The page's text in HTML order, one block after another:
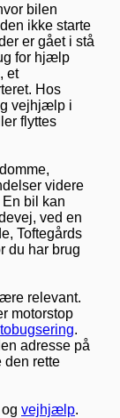
bilen
ikke starte
er gået i stå
for hjælp
et
Hos
vejhjælp i
flyttes
videre
bil kan
ved en
Toftegårds
du har brug
relevant.
motorstop
.
adresse på
rette
og vejhjælp.